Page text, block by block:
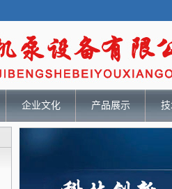
企业文化 产品展示